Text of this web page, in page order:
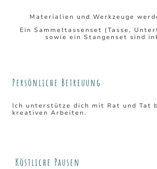
Materialien und Werkzeuge
Ein Sammeltassenset (Tasse,
sowie ein Stangenset sind
Persönliche Betreuung
Ich unterstütze dich mit Rat und Tat
kreativen Arbeiten.
Köstliche Pausen